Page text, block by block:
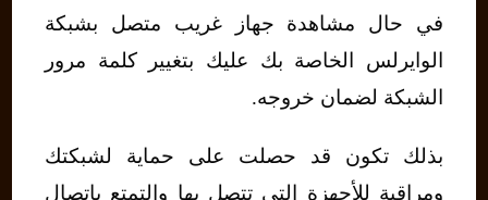
في حال مشاهدة جهاز غريب متصل بشبكة
الوايرلس الخاصة بك عليك بتغيير كلمة مرور
الشبكة لضمان خروجه.
بذلك تكون قد حصلت على حماية لشبكتك
ومراقبة للأجهزة التي تتصل بها والتمتع باتصال